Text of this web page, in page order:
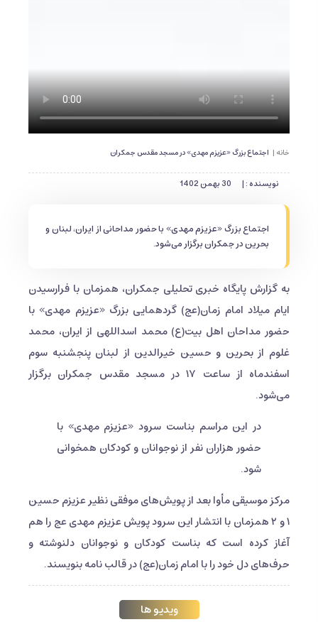
خانه | اجتماع بزرگ «عزیزم مهدی» در مسجد مقدس جمکران
نویسنده : | 30 بهمن 1402
اجتماع بزرگ «عزیزم مهدی» با حضور مداحانی از ایران، لبنان و
بحرین در جمکران برگزار می‌شود.
به گزارش پایگاه خبری تحلیلی جمکران، همزمان با فرارسیدن
ایام میلاد امام زمان(عج) گردهمایی بزرگ «عزیزم مهدی» با
حضور مداحان اهل بیت(ع) محمد اسداللهی از ایران، محمد
غلوم از بحرین و حسین خیرالدین از لبنان پنجشنبه سوم
اسفندماه از ساعت ۱۷ در مسجد مقدس جمکران برگزار
می‌شود.
در این مراسم بناست سرود «عزیزم مهدی» با
حضور هزاران نفر از نوجوانان و کودکان همخوانی
شود.
مرکز موسیقی مأوا بعد از پویش‌های موفقی نظیر عزیزم حسین
۱ و ۲ همزمان با انتشار این سرود پویش عزیزم مهدی عج را هم
آغاز کرده است که بناست کودکان و نوجوانان دلنوشته و
حرف‌های دل خود را با امام زمان(عج) در قالب نامه بنویسند.
ویدیو ها